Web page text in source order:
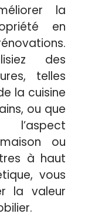
la
en
des
telles
la cuisine
ou que
l’aspect
ou
à haut
vous
la valeur